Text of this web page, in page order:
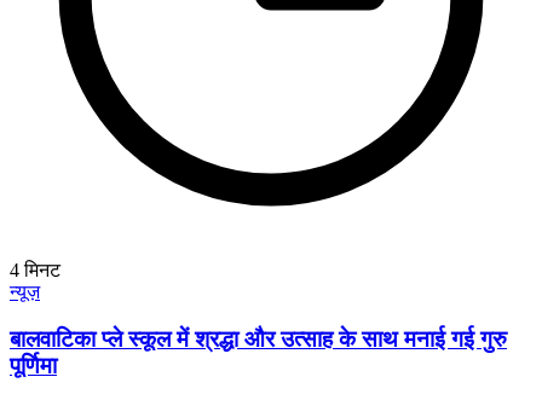
4मिनट
न्यूज़
बालवाटिका प्ले स्कूल में श्रद्धा और उत्साह के साथ मनाई गई गुरु
पूर्णिमा